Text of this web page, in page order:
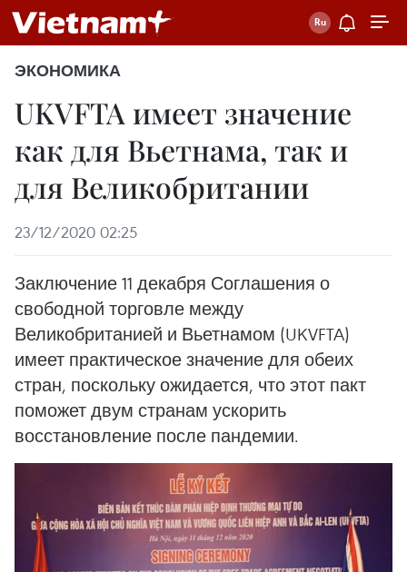
ЭКОНОМИКА
UKVFTA имеет значение
как для Вьетнама, так и
для Великобритании
23/12/2020 02:25
Заключение 11 декабря Соглашения о
свободной торговле между
Великобританией и Вьетнамом (UKVFTA)
имеет практическое значение для обеих
стран, поскольку ожидается, что этот пакт
поможет двум странам ускорить
восстановление после пандемии.